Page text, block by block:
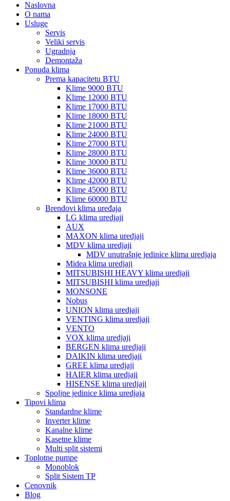
Naslovna
O nama
Usluge
Servis
Veliki servis
Ugradnja
Demontaža
Ponuda klima
Prema kapacitetu BTU
Klime 9000 BTU
Klime 12000 BTU
Klime 17000 BTU
Klime 18000 BTU
Klime 21000 BTU
Klime 24000 BTU
Klime 27000 BTU
Klime 28000 BTU
Klime 30000 BTU
Klime 36000 BTU
Klime 42000 BTU
Klime 45000 BTU
Klime 60000 BTU
Brendovi klima uređaja
LG klima uredjaji
AUX
MAXON klima uredjaji
MDV klima uredjaji
MDV unutrašnje jedinice klima uredjaja
Midea klima uredjaji
MITSUBISHI HEAVY klima uredjaji
MITSUBISHI klima uredjaji
MONSONE
Nobus
UNION klima uredjaji
VENTING klima uredjaji
VENTO
VOX klima uredjaji
BERGEN klima uredjaji
DAIKIN klima uredjaji
GREE klima uredjaji
HAIER klima uredjaji
HISENSE klima uredjaji
Spoljne jedinice klima uredjaja
Tipovi klima
Standardne klime
Inverter klime
Kanalne klime
Kasetne klime
Multi split sistemi
Toplotne pumpe
Monoblok
Split Sistem TP
Cenovnik
Blog